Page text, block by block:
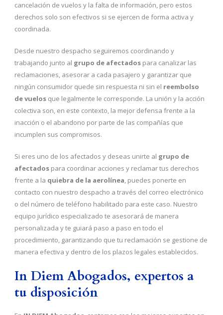
cancelación de vuelos y la falta de información, pero estos
derechos solo son efectivos si se ejercen de forma activa y
coordinada.
Desde nuestro despacho seguiremos coordinando y
trabajando junto al grupo de afectados para canalizar las
reclamaciones, asesorar a cada pasajero y garantizar que
ningún consumidor quede sin respuesta ni sin el reembolso
de vuelos que legalmente le corresponde. La unión y la acción
colectiva son, en este contexto, la mejor defensa frente a la
inacción o el abandono por parte de las compañías que
incumplen sus compromisos.
Si eres uno de los afectados y deseas unirte al grupo de
afectados para coordinar acciones y reclamar tus derechos
frente a la quiebra de la aerolínea, puedes ponerte en
contacto con nuestro despacho a través del correo electrónico
o del número de teléfono habilitado para este caso. Nuestro
equipo jurídico especializado te asesorará de manera
personalizada y te guiará paso a paso en todo el
procedimiento, garantizando que tu reclamación se gestione de
manera efectiva y dentro de los plazos legales establecidos.
In Diem Abogados, expertos a
tu disposición